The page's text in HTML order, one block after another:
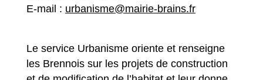
E-mail : urbanisme@mairie-brains.fr
Le service Urbanisme oriente et renseigne
les Brennois sur les projets de construction